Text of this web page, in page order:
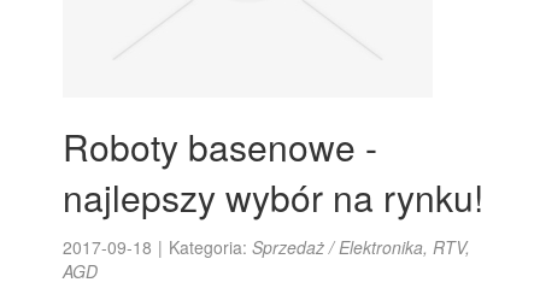
Roboty basenowe -
najlepszy wybór na rynku!
2017-09-18 | Kategoria:Sprzedaż / Elektronika, RTV,
AGD